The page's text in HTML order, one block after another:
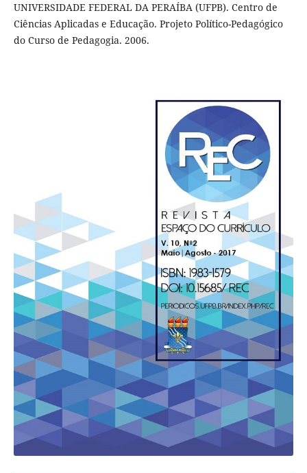
UNIVERSIDADE FEDERAL DA PERAÍBA (UFPB). Centro de
Ciências Aplicadas e Educação. Projeto Político-Pedagógico
do Curso de Pedagogia. 2006.